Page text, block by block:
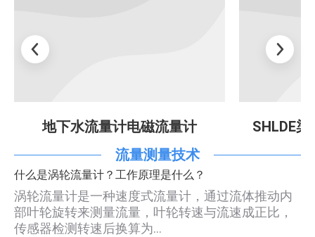
地下水流量计电磁流量计
SHLDE
流量测量技术
什么是涡轮流量计？工作原理是什么？
涡轮流量计是一种速度式流量计，通过流体推动内
部叶轮旋转来测量流量，叶轮转速与流速成正比，
传感器检测转速后换算为…